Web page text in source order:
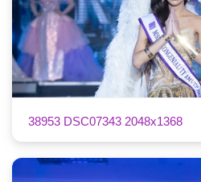
38953 DSC07343 2048x1368